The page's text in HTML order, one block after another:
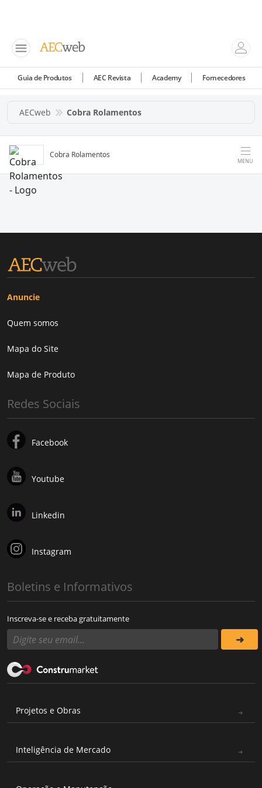
Guia de Produtos AEC Revista Academy Fornecedores
AECweb Cobra Rolamentos
Cobra Rolamentos
MENU
Anuncie
Quem somos
Mapa do Site
Mapa de Produto
Redes Sociais
Facebook
Youtube
Linkedin
Instagram
Boletins e Informativos
Inscreva-se e receba gratuitamente
Projetos e Obras
Inteligência de Mercado